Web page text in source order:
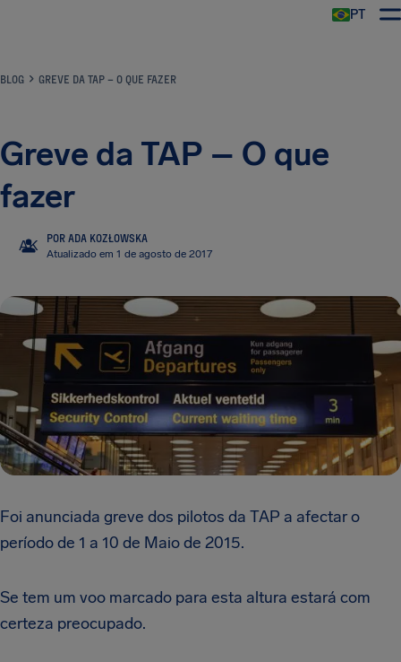
PT
BLOG GREVE DA TAP – O QUE FAZER
Greve da TAP – O que
fazer
AK
POR ADA KOZŁOWSKA
Atualizado em 1 de agosto de 2017
Foi anunciada greve dos pilotos da TAP a afectar o
período de 1 a 10 de Maio de 2015.
Se tem um voo marcado para esta altura estará com
certeza preocupado.